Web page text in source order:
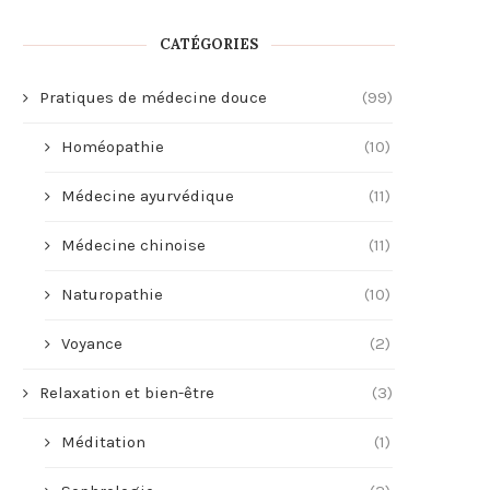
CATÉGORIES
Pratiques de médecine douce (99)
Homéopathie (10)
Médecine ayurvédique (11)
Médecine chinoise (11)
Naturopathie (10)
Voyance (2)
Relaxation et bien-être (3)
Méditation (1)